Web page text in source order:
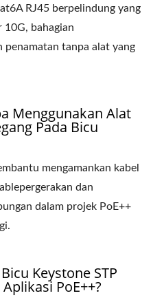
RJ45 berpelindung yang
bahagian
penamatan tanpa alat yang
Menggunakan Alat
Pada Bicu
mengamankan kabel
dan
dalam projek PoE++
Keystone STP
PoE++?